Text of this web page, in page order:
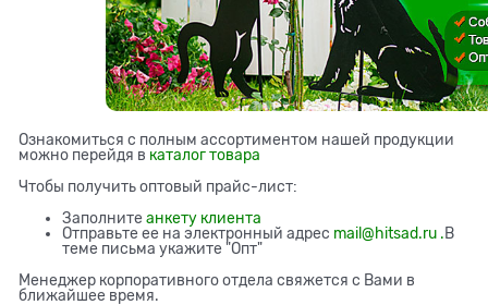
Ознакомиться с полным ассортиментом нашей продукции
можно перейдя в каталог товара
Чтобы получить оптовый прайс-лист:
Заполнитеанкету клиента
Отправьте ее на электронный адрес mail@hitsad.ru .В
теме письма укажите "Опт"
Менеджер корпоративного отдела свяжется с Вами в
ближайшее время.